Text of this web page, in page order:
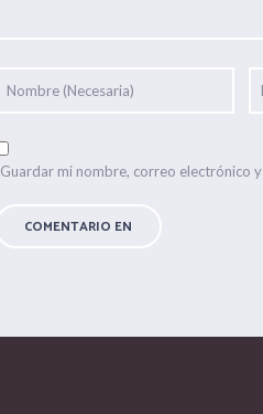
Guardar mi nombre, correo electrónico